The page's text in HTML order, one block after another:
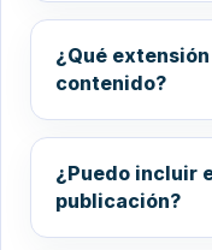
¿Qué
contenido?
¿Puedo incluir
publicación?